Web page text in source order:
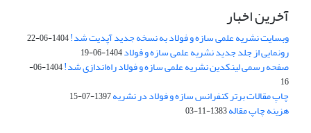
آخرین اخبار
وبسایت نشریه علمی سازه و فولاد به نسخه جدید آپدیت شد!1404-06-22
رونمایی از جلد جدید نشریه علمی سازه و فولاد1404-06-19
صفحه رسمی لینکدین نشریه علمی سازه و فولاد راه‌اندازی شد!
1404-06-
16
چاپ مقالات برتر کنفرانس سازه و فولاد در نشریه1397-07-15
هزینه چاپ مقاله1383-11-03